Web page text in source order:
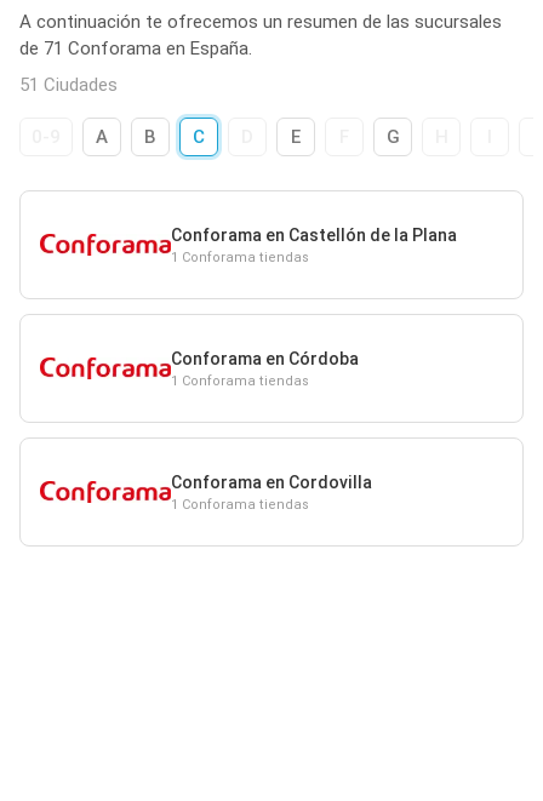
A continuación te ofrecemos un resumen de las sucursales
de 71 Conforama en España.
51 Ciudades
A B C E G
Conforama en Castellón de la Plana
1 Conforama tiendas
Conforama en Córdoba
1 Conforama tiendas
Conforama en Cordovilla
1 Conforama tiendas